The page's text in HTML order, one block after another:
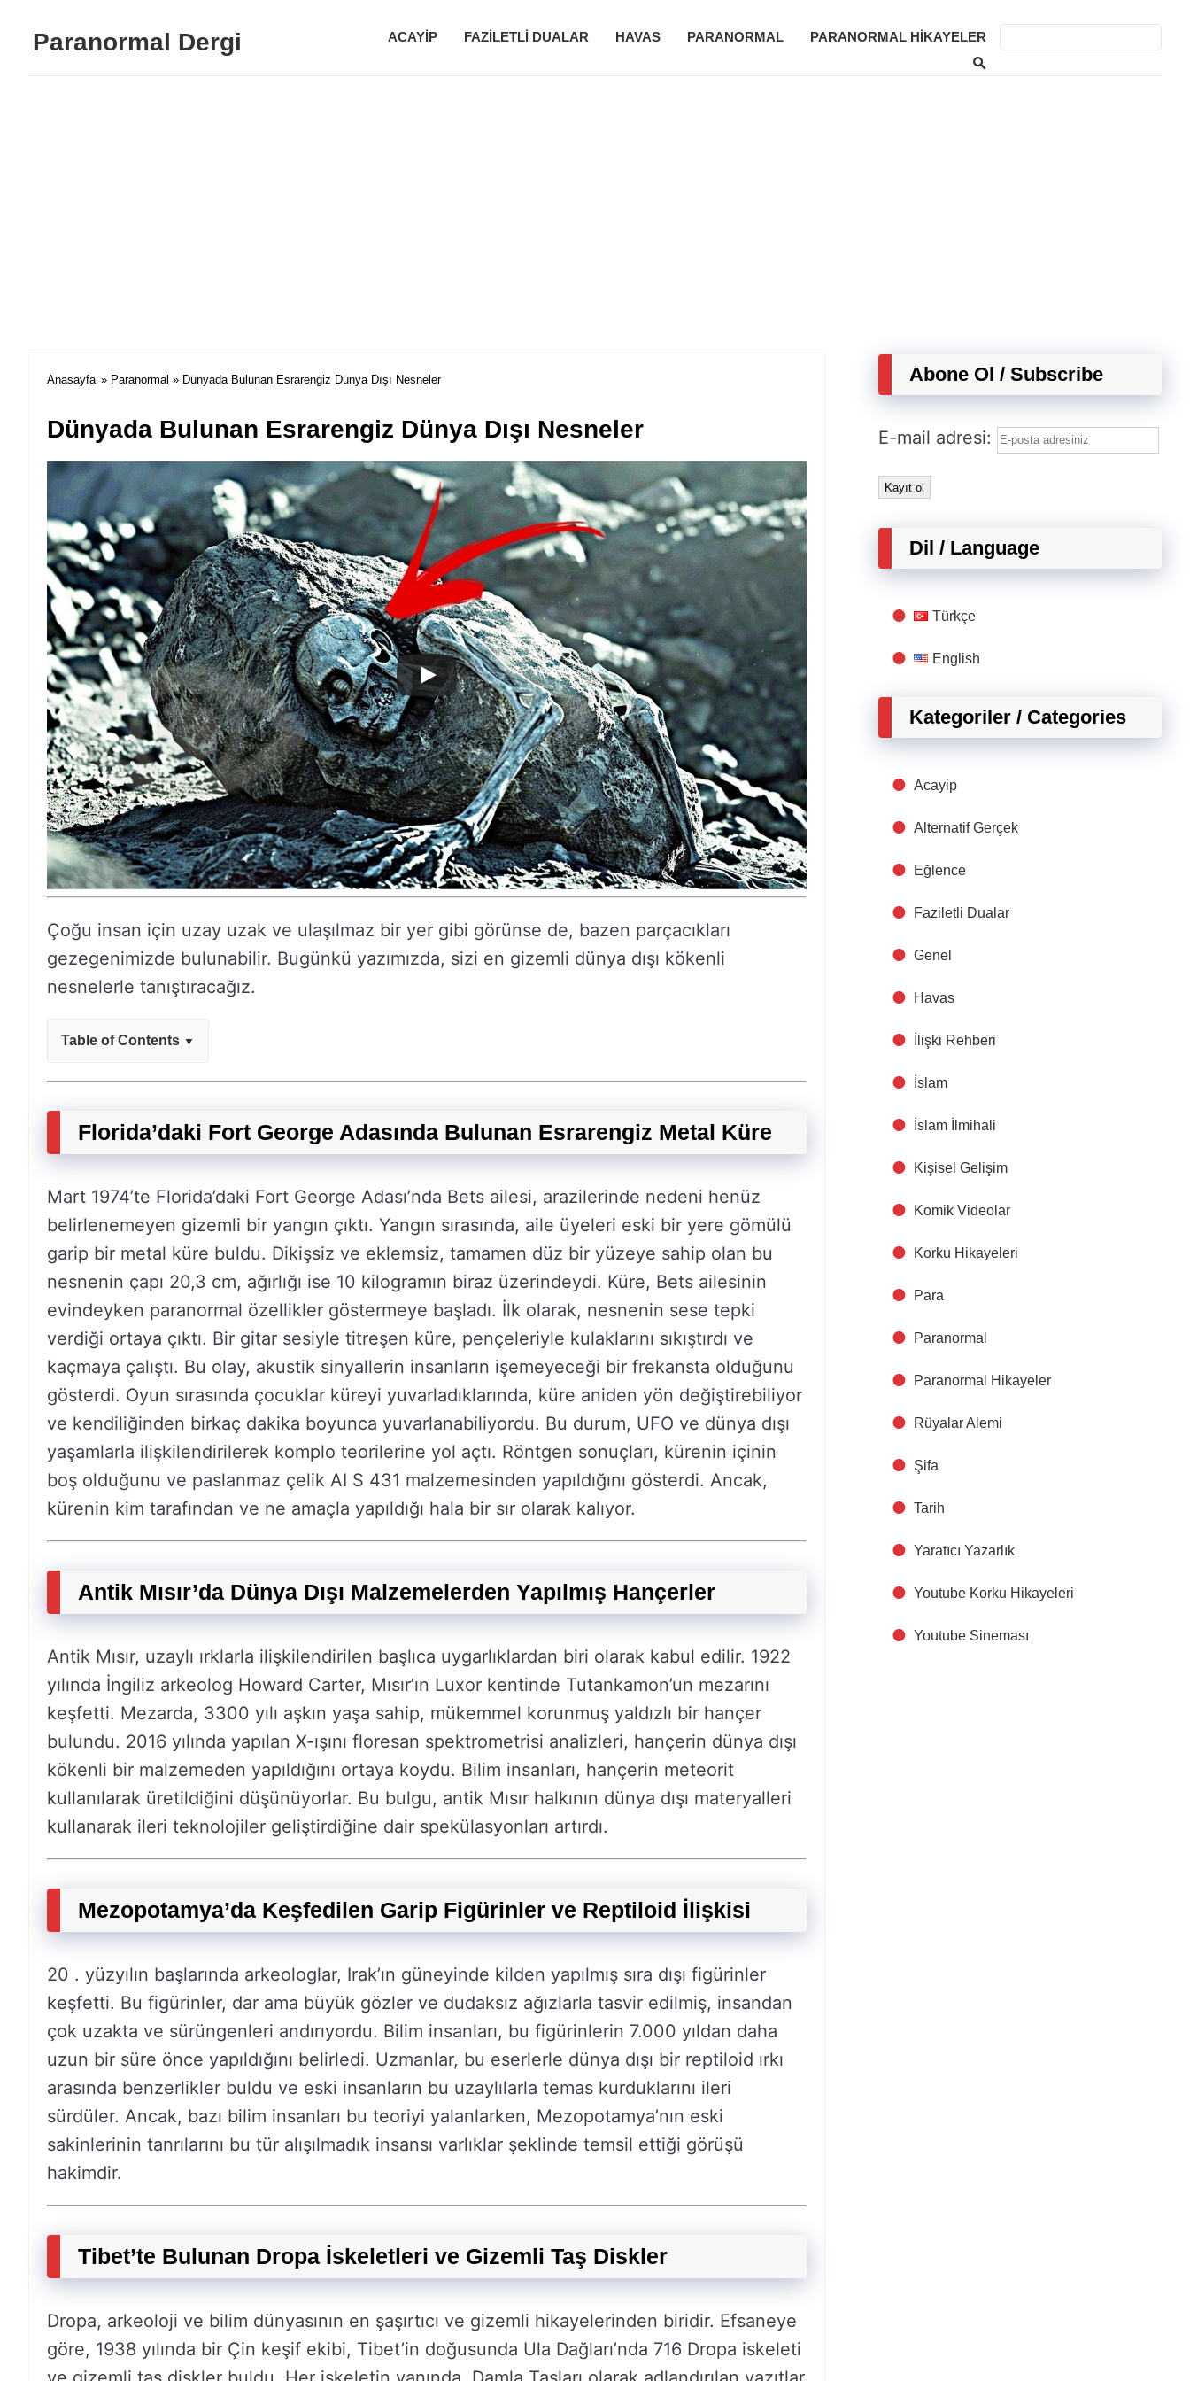
Paranormal Dergi ACAYIP FAZILETLI DUALAR HAVAS PARANORMAL PARANORMAL HIKAYELER
Anasayfa » Paranormal » Dünyada Bulunan Esrarengiz Dünya Dışı Nesneler
Dünyada Bulunan Esrarengiz Dünya Dışı Nesneler
Çoğu insan için uzay uzak ve ulaşılmaz bir yer gibi görünse de, bazen parçacıkları
gezegenimizde bulunabilir. Bugünkü yazımızda, sizi en gizemli dünya dışı kökenli
nesnelerle tanıştıracağız.
Table of Contents
Florida’daki Fort George Adasında Bulunan Esrarengiz Metal Küre
Mart 1974’te Florida’daki Fort George Adası’nda Bets ailesi, arazilerinde nedeni henüz
belirlenemeyen gizemli bir yangın çıktı. Yangın sırasında, aile üyeleri eski bir yere gömülü
garip bir metal küre buldu. Dikişsiz ve eklemsiz, tamamen düz bir yüzeye sahip olan bu
nesnenin çapı 20,3 cm, ağırlığı ise 10 kilogramın biraz üzerindeydi. Küre, Bets ailesinin
evindeyken paranormal özellikler göstermeye başladı. İlk olarak, nesnenin sese tepki
verdiği ortaya çıktı. Bir gitar sesiyle titreşen küre, pençeleriyle kulaklarını sıkıştırdı ve
kaçmaya çalıştı. Bu olay, akustik sinyallerin insanların işemeyeceği bir frekansta olduğunu
gösterdi. Oyun sırasında çocuklar küreyi yuvarladıklarında, küre aniden yön değiştirebiliyor
ve kendiliğinden birkaç dakika boyunca yuvarlanabiliyordu. Bu durum, UFO ve dünya dışı
yaşamlarla ilişkilendirilerek komplo teorilerine yol açtı. Röntgen sonuçları, kürenin içinin
boş olduğunu ve paslanmaz çelik AI S 431 malzemesinden yapıldığını gösterdi. Ancak,
kürenin kim tarafından ve ne amaçla yapıldığı hala bir sır olarak kalıyor.
Antik Mısır’da Dünya Dışı Malzemelerden Yapılmış Hançerler
Antik Mısır, uzaylı ırklarla ilişkilendirilen başlıca uygarlıklardan biri olarak kabul edilir. 1922
yılında İngiliz arkeolog Howard Carter, Mısır’ın Luxor kentinde Tutankamon’un mezarını
keşfetti. Mezarda, 3300 yılı aşkın yaşa sahip, mükemmel korunmuş yaldızlı bir hançer
bulundu. 2016 yılında yapılan X-ışını floresan spektrometrisi analizleri, hançerin dünya dışı
kökenli bir malzemeden yapıldığını ortaya koydu. Bilim insanları, hançerin meteorit
kullanılarak üretildiğini düşünüyorlar. Bu bulgu, antik Mısır halkının dünya dışı materyalleri
kullanarak ileri teknolojiler geliştirdiğine dair spekülasyonları artırdı.
Mezopotamya’da Keşfedilen Garip Figürinler ve Reptiloid İlişkisi
20 . yüzyılın başlarında arkeologlar, Irak’ın güneyinde kilden yapılmış sıra dışı figürinler
keşfetti. Bu figürinler, dar ama büyük gözler ve dudaksız ağızlarla tasvir edilmiş, insandan
çok uzakta ve sürüngenleri andırıyordu. Bilim insanları, bu figürinlerin 7.000 yıldan daha
uzun bir süre önce yapıldığını belirledi. Uzmanlar, bu eserlerle dünya dışı bir reptiloid ırkı
arasında benzerlikler buldu ve eski insanların bu uzaylılarla temas kurduklarını ileri
sürdüler. Ancak, bazı bilim insanları bu teoriyi yalanlarken, Mezopotamya’nın eski
sakinlerinin tanrılarını bu tür alışılmadık insansı varlıklar şeklinde temsil ettiği görüşü
hakimdir.
Tibet’te Bulunan Dropa İskeletleri ve Gizemli Taş Diskler
Dropa, arkeoloji ve bilim dünyasının en şaşırtıcı ve gizemli hikayelerinden biridir. Efsaneye
göre, 1938 yılında bir Çin keşif ekibi, Tibet’in doğusunda Ula Dağları’nda 716 Dropa iskeleti
Abone Ol / Subscribe
E-mail adresi:
Dil / Language
Türkçe
English
Kategoriler / Categories
Acayip
Alternatif Gerçek
Eğlence
Faziletli Dualar
Genel
Havas
İlişki Rehberi
İslam
İslam İlmihali
Kişisel Gelişim
Komik Videolar
Korku Hikayeleri
Para
Paranormal
Paranormal Hikayeler
Rüyalar Alemi
Şifa
Tarih
Yaratıcı Yazarlık
Youtube Korku Hikayeleri
Youtube Sineması